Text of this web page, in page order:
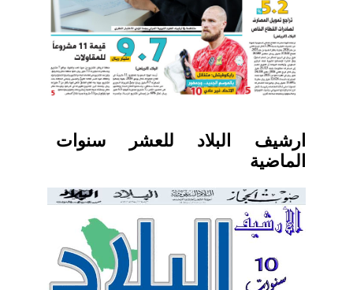
ارشيف البلاد للعشر سنوات
الماضية